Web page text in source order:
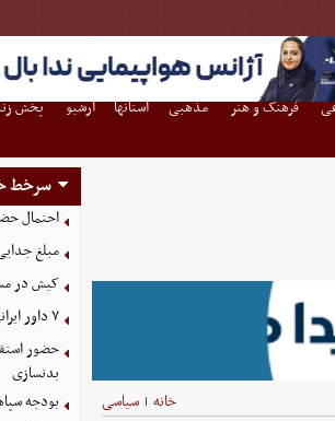
فرهنگ و هنر مذهبی استانها آرشیو پخش
خانه | سیاسی
سرخط
احتمال
مبلغ
کیش در
۷ داور ایرانی از آزمون نخبگان آسیا سربلند بیرون آمدند
حضور
بدنسازی
بودجه سپاهان